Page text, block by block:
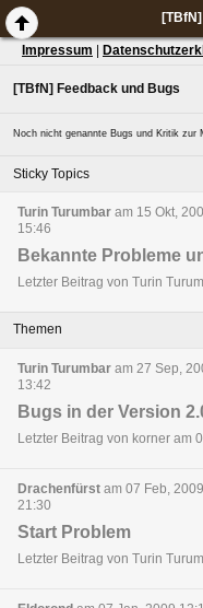
Impressum
[TBfN] Feedback und Bugs
Noch nicht genannte Bugs und Kritik zur
Sticky Topics
Turin Turumbar am 15 Okt,
15:46
Bekannte Probleme
Letzter Beitrag von Turin
Themen
Turin Turumbar am 27 Sep,
13:42
Bugs in der Version
Letzter Beitrag von korner am
Drachenfürst am 07 Feb, 2009
21:30
Start Problem
Letzter Beitrag von Turin